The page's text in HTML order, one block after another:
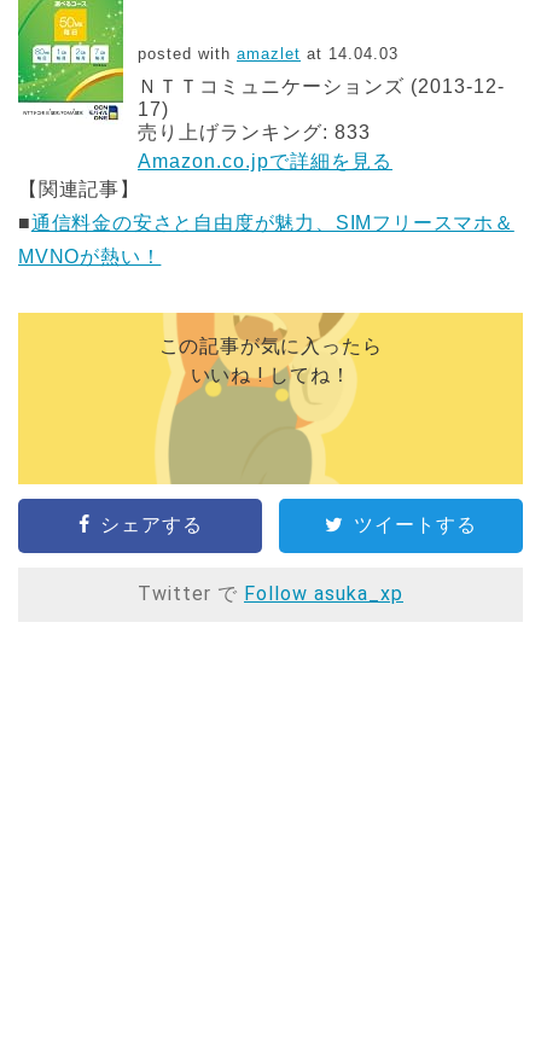
posted with amazlet at 14.04.03
ＮＴＴコミュニケーションズ (2013-12-
17)
売り上げランキング: 833
Amazon.co.jpで詳細を見る
【関連記事】
■通信料金の安さと自由度が魅力、SIMフリースマホ＆
MVNOが熱い！
この記事が気に入ったら
いいね ! してね！
シェアする ツイートする
Twitter で Follow asuka_xp